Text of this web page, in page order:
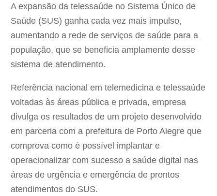
A expansão da telessaúde no Sistema Único de
Saúde (SUS) ganha cada vez mais impulso,
aumentando a rede de serviços de saúde para a
população, que se beneficia amplamente desse
sistema de atendimento.
Referência nacional em telemedicina e telessaúde
voltadas às áreas pública e privada, empresa
divulga os resultados de um projeto desenvolvido
em parceria com a prefeitura de Porto Alegre que
comprova como é possível implantar e
operacionalizar com sucesso a saúde digital nas
áreas de urgência e emergência de prontos
atendimentos do SUS.